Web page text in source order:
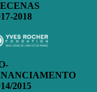
2018
2015